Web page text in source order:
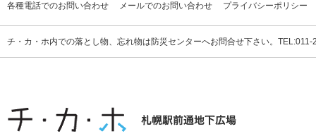
各種電話でのお問い合わせ
メールでのお問い合わせ プライバシーポリシー
チ・カ・ホ内での落とし物、忘れ物は防災センターへお問合せ下さい。